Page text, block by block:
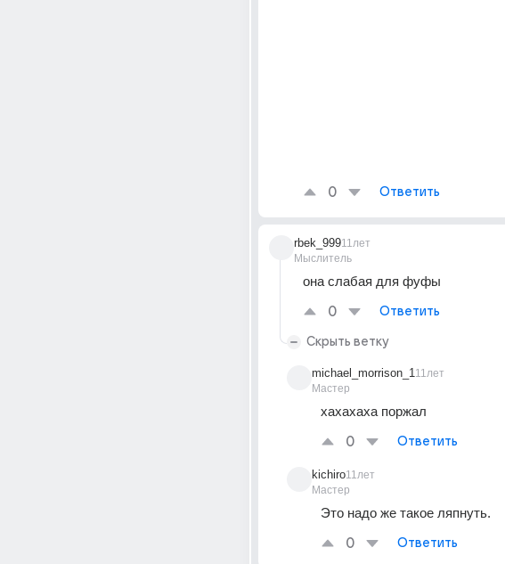
0 Ответить
rbek_999
Мыслитель
11лет
она слабая для фуфы
0 Ответить
Скрыть ветку
michael_morrison_1
Мастер
11лет
хахахаха поржал
0 Ответить
kichiro
Мастер
11лет
Это надо же такое ляпнуть.
0 Ответить